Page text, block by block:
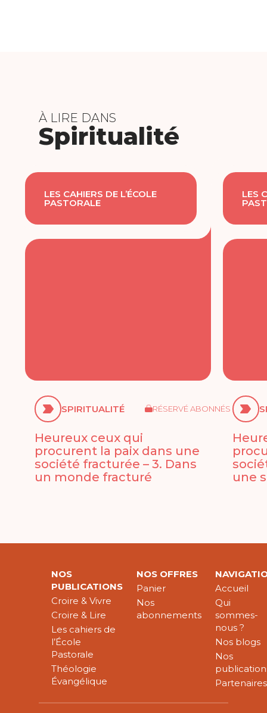
À LIRE DANS
Spiritualité
LES CAHIERS DE L’ÉCOLE
PASTORALE
SPIRITUALITÉ RÉSERVÉ ABONNÉS
Heureux ceux qui
procurent la paix dans une
société fracturée – 3. Dans
un monde fracturé
LES
une
NOS
PUBLICATIONS
Croire & Vivre
Croire & Lire
Les cahiers de
l’École
Pastorale
Théologie
Évangélique
NOS OFFRES
Panier
Nos
abonnements
Accueil
Qui
sommes-
nous ?
Nos blogs
Nos
Partenaires